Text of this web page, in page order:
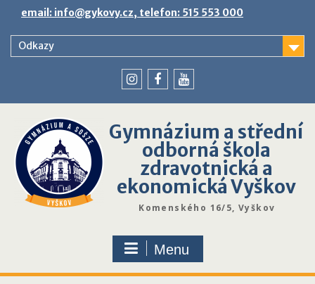
content
email: info@gykovy.cz, telefon: 515 553 000
Odkazy
Gymnázium a střední
odborná škola
zdravotnická a
ekonomická Vyškov
Komenského 16/5, Vyškov
Menu